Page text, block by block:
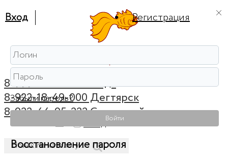
8-999-56-56-111 Ревда
8-922-18-49-000 Дегтярск
8-922-44-95-222 Советский
Вход
Вход Регистрация
Забыли пароль?
Войти
Восстановление пароля